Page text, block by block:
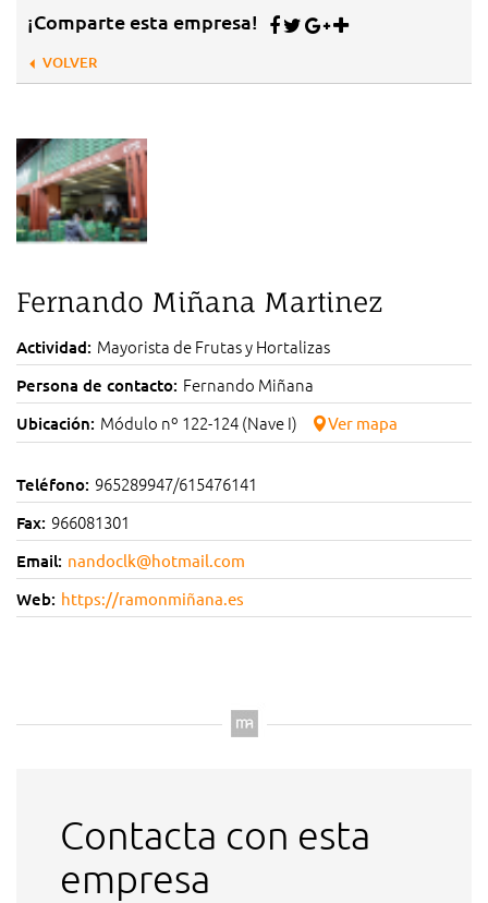
¡Comparte esta empresa!
VOLVER
Fernando Miñana Martinez
Actividad: Mayorista de Frutas y Hortalizas
Persona de contacto: Fernando Miñana
Ubicación: Módulo nº 122-124 (Nave I) Ver mapa
Teléfono: 965289947/615476141
Fax: 966081301
Email: nandoclk@hotmail.com
Web: https://ramonmiñana.es
Contacta con esta
empresa